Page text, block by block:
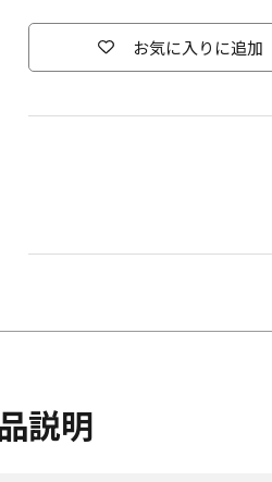
お気に入りに追加
説明